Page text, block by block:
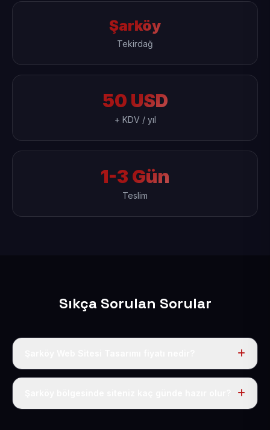
Şarköy
Tekirdağ
50 USD
+ KDV / yıl
1-3 Gün
Teslim
Sıkça Sorulan Sorular
Tek fiyat uygulanır: yıllık 50 USD + KDV. Bu bedele alan